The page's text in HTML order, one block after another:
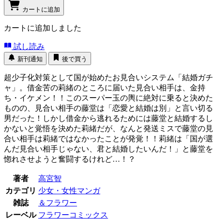
カートに追加
カートに追加しました
試し読み
新刊通知 後で買う
超少子化対策として国が始めたお見合いシステム「結婚ガチ
ャ」。借金苦の莉緒のところに届いた見合い相手は、金持
ち・イケメン！！このスーパー玉の輿に絶対に乗ると決めた
ものの、見合い相手の藤堂は「恋愛と結婚は別」と言い切る
男だった！しかし借金から逃れるためには藤堂と結婚するし
かないと覚悟を決めた莉緒だが、なんと発送ミスで藤堂の見
合い相手は莉緒ではなかったことが発覚！！莉緒は「国が選
んだ見合い相手じゃない、君と結婚したいんだ！」と藤堂を
惚れさせようと奮闘するけれど…！？
著者
高宮智
カテゴリ 少女・女性マンガ
雑誌
＆フラワー
レーベル フラワーコミックス